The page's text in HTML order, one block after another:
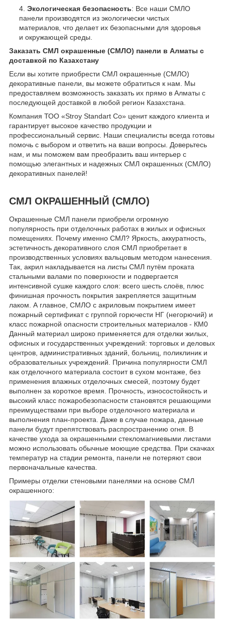
Экологическая безопасность: Все наши СМЛО
панели производятся из экологически чистых
материалов, что делает их безопасными для здоровья
и окружающей среды.
Заказать СМЛ окрашенные (СМЛО) панели в Алматы с
доставкой по Казахстану
Если вы хотите приобрести СМЛ окрашенные (СМЛО)
декоративные панели, вы можете обратиться к нам. Мы
предоставляем возможность заказать их прямо в Алматы с
последующей доставкой в любой регион Казахстана.
Компания ТОО «Stroy Standart Co» ценит каждого клиента и
гарантирует высокое качество продукции и
профессиональный сервис. Наши специалисты всегда готовы
помочь с выбором и ответить на ваши вопросы. Доверьтесь
нам, и мы поможем вам преобразить ваш интерьер с
помощью элегантных и надежных СМЛ окрашенных (СМЛО)
декоративных панелей!
СМЛ ОКРАШЕННЫЙ (СМЛО)
Окрашенные СМЛ панели приобрели огромную
популярность при отделочных работах в жилых и офисных
помещениях. Почему именно СМЛ? Яркость, аккуратность,
эстетичность декоративного слоя СМЛ приобретает в
производственных условиях вальцовым методом нанесения.
Так, акрил накладывается на листы СМЛ путём проката
стальными валами по поверхности и подвергается
интенсивной сушке каждого слоя: всего шесть слоёв, плюс
финишная прочность покрытия закрепляется защитным
лаком. А главное, СМЛО с акриловым покрытием имеет
пожарный сертификат с группой горючести НГ (негорючий) и
класс пожарной опасности строительных материалов - КМ0
Данный материал широко применяется для отделки жилых,
офисных и государственных учреждений: торговых и деловых
центров, административных зданий, больниц, поликлиник и
образовательных учреждений. Причина популярности СМЛ
как отделочного материала состоит в сухом монтаже, без
применения влажных отделочных смесей, поэтому будет
выполнен за короткое время. Прочность, износостойкость и
высокий класс пожаробезопасности становятся решающими
преимуществами при выборе отделочного материала и
выполнения план-проекта. Даже в случае пожара, данные
панели будут препятствовать распространению огня. В
качестве ухода за окрашенными стекломагниевыми листами
можно использовать обычные моющие средства. При скачках
температур на стадии ремонта, панели не потеряют свои
первоначальные качества.
Примеры отделки стеновыми панелями на основе СМЛ
окрашенного: